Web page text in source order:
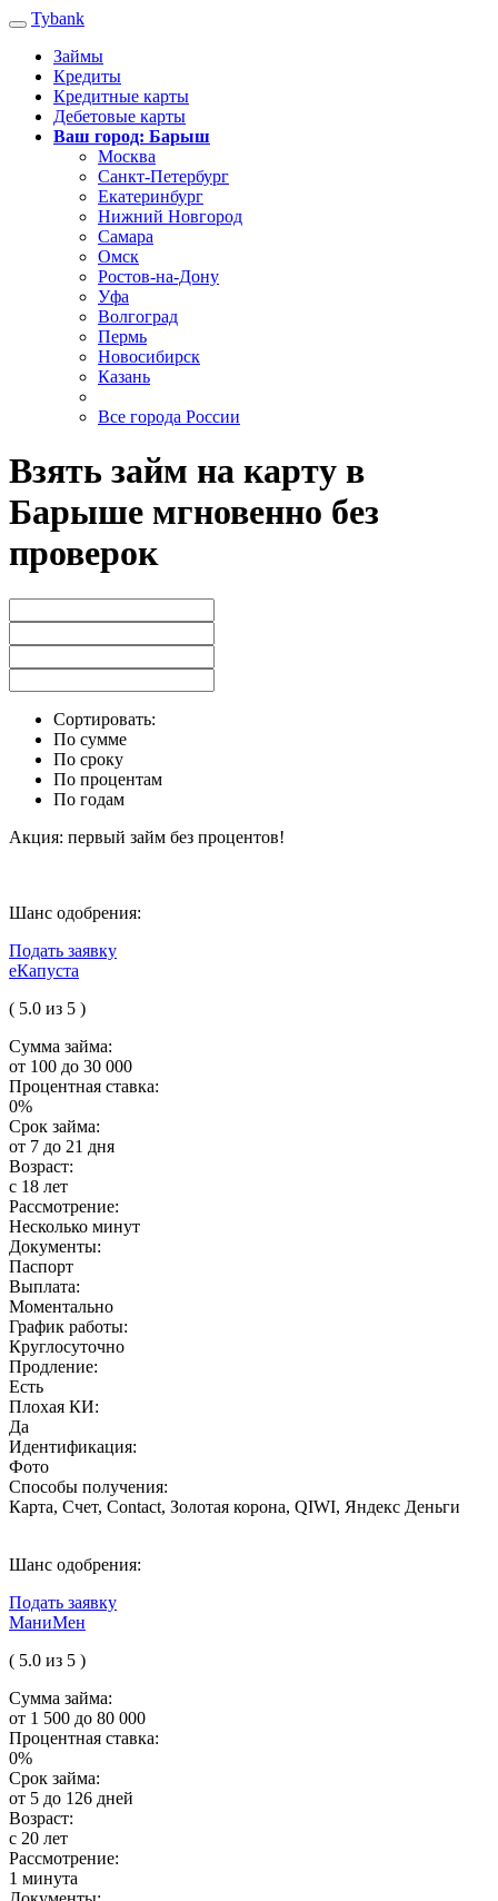
Tybank
Займы
Кредиты
Кредитные карты
Дебетовые карты
Ваш город: Барыш
Москва
Санкт-Петербург
Екатеринбург
Нижний Новгород
Самара
Омск
Ростов-на-Дону
Уфа
Волгоград
Пермь
Новосибирск
Казань
Все города России
Взять займ на карту в
Барыше мгновенно без
проверок
Сортировать:
По сумме
По сроку
По процентам
По годам
Акция: первый займ без процентов!
Шанс одобрения:
Подать заявку
еКапуста
( 5.0 из 5 )
Сумма займа:
от 100 до 30 000
Процентная ставка:
0%
Срок займа:
от 7 до 21 дня
Возраст:
с 18 лет
Рассмотрение:
Несколько минут
Документы:
Паспорт
Выплата:
Моментально
График работы:
Круглосуточно
Продление:
Есть
Плохая КИ:
Да
Идентификация:
Фото
Способы получения:
Карта, Счет, Contact, Золотая корона, QIWI, Яндекс Деньги
Шанс одобрения:
Подать заявку
МаниМен
( 5.0 из 5 )
Сумма займа:
от 1 500 до 80 000
Процентная ставка:
0%
Срок займа:
от 5 до 126 дней
Возраст:
с 20 лет
Рассмотрение:
1 минута